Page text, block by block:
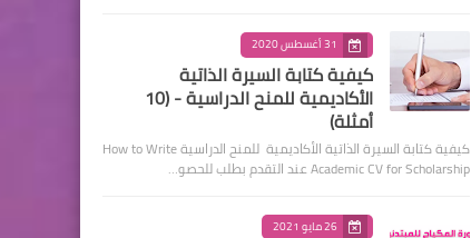
31 أغسطس 2020
كيفية كتابة السيرة الذاتية
الأكاديمية للمنح الدراسية - (10
أمثلة)
كيفية كتابة السيرة الذاتية الأكاديمية للمنح الدراسية How to Write
Academic CV for Scholarship عند التقدم بطلب للحصو…
26 مايو 2021